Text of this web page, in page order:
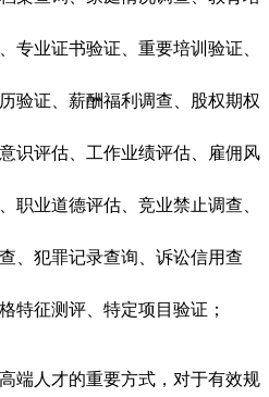
专业证书验证、重要培训验证、
验证、薪酬福利调查、股权期权
识评估、工作业绩评估、雇佣风
职业道德评估、竞业禁止调查、
、犯罪记录查询、诉讼信用查
特征测评、特定项目验证；
端人才的重要方式，对于有效规